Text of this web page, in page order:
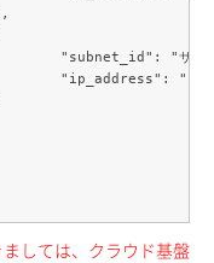
しては、クラウド基盤